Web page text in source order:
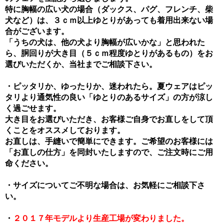
特に胸幅の広い犬の場合（ダックス、パグ、フレンチ、柴
犬など）は、３ｃｍ以上ゆとりがあっても着用出来ない場
合がございます。
「うちの犬は、他の犬より胸幅が広いかな」と思われた
ら、胴回りが大き目（５ｃｍ程度ゆとりがあるもの）をお
選びいただくか、当社までご相談下さい。
・ピッタリか、ゆったりか、迷われたら。 夏ウェアはピッ
タリより通気性の良い「ゆとりのあるサイズ」の方が涼し
く過ごせます。
大き目をお選びいただき、お客様ご自身でお直しをして頂
くことをオススメしております。
お直しは、手縫いで簡単にできます。ご希望のお客様には
「お直しの仕方」を同封いたしますので、ご注文時にご用
命ください。
・サイズについてご不明な場合は、お気軽にご相談下さ
い。
・ ２０１７年モデルより生産工場が変わりました。